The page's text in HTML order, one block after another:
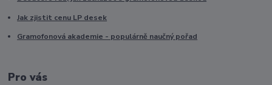
Jak zjistit cenu LP desek
Gramofonová akademie - populárně naučný pořad
Pro vás